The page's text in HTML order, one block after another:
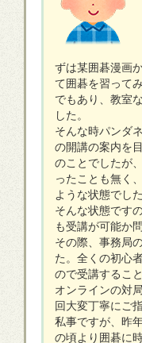
ずは某囲碁漫画
て囲碁を習って
でもあり、教室
した。
そんな時パンダ
の開講の案内を
のことでしたが
ったことも無く
ような状態でした
そんな状態です
も受講が可能か
その際、事務局
た。全くの初心
ので受講するこ
オンラインの対
回大変丁寧にご
私事ですが、昨
の頃より囲碁に